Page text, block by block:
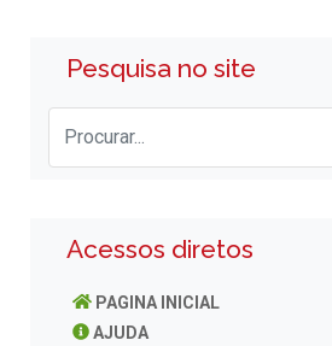
Pesquisa no site
Acessos diretos
PAGINA INICIAL
AJUDA